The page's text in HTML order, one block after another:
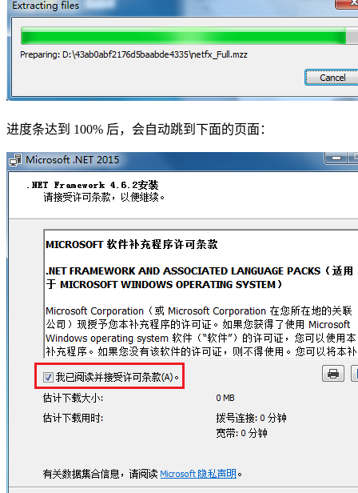
进度条达到 100% 后，会自动跳到下面的页面：